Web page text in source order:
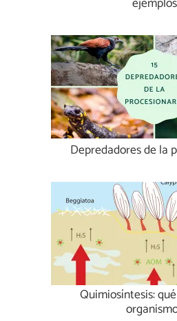
ejemplos
Depredadores de la
Quimiosíntesis: